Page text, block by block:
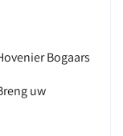
Bogaars
uw